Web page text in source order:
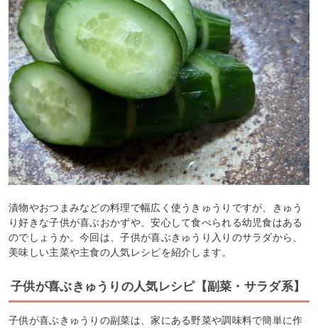
漬物やおつまみなどの料理で幅広く使うきゅうりですが、きゅう
り好きな子供が喜ぶおかずや、安心して食べられる幼児食はある
のでしょうか。今回は、子供が喜ぶきゅうり入りのサラダから、
美味しい主菜や主食の人気レシピを紹介します。
子供が喜ぶきゅうりの人気レシピ【副菜・サラダ系】
子供が喜ぶきゅうりの副菜は、家にある野菜や調味料で簡単に作